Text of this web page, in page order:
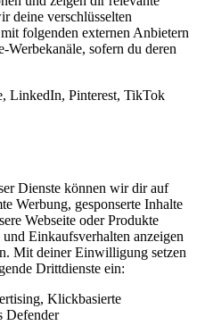
deine verschlüsselten
folgenden externen Anbietern
Werbekanäle, sofern du deren
LinkedIn, Pinterest, TikTok
Dienste können wir dir auf
Werbung, gesponserte Inhalte
Webseite oder Produkte
Einkaufsverhalten anzeigen
Mit deiner Einwilligung setzen
Drittdienste ein:
Klickbasierte
Defender